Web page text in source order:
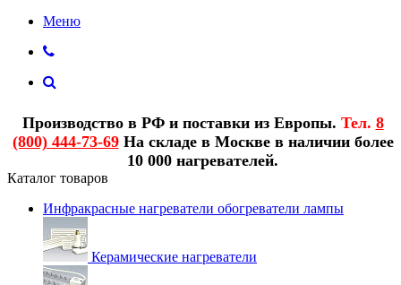
Меню
Производство в РФ и поставки из Европы. Тел. 8
(800) 444-73-69На складе в Москве в наличии более
10 000 нагревателей.
Каталог товаров
Инфракрасные нагреватели обогреватели лампы
Керамические нагреватели